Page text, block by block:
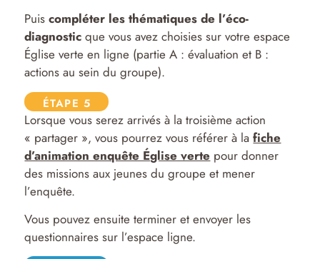
Puiscompléter les thématiques de l’éco-
diagnostic que vous avez choisies sur votre espace
Église verte en ligne (partie A : évaluation et B :
actions au sein du groupe).
ÉTAPE 5
Lorsque vous serez arrivés à la troisième action
« partager », vous pourrez vous référer à lafiche
d’animation enquête Église verte pour donner
des missions aux jeunes du groupe et mener
l’enquête.
Vous pouvez ensuite terminer et envoyer les
questionnaires sur l’espace ligne.